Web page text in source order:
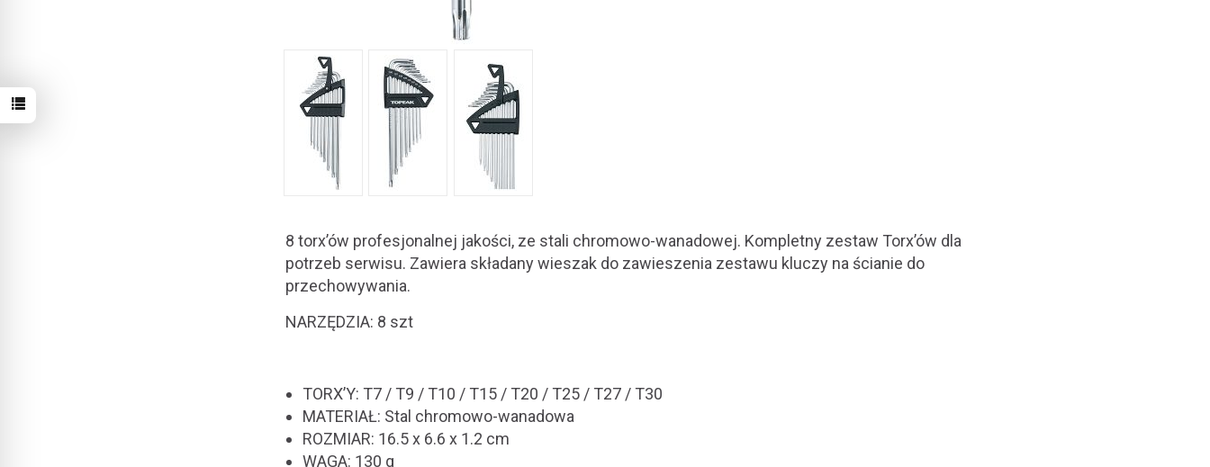
8 torx’ów profesjonalnej jakości, ze stali chromowo-wanadowej. Kompletny zestaw Torx’ów dla
potrzeb serwisu. Zawiera składany wieszak do zawieszenia zestawu kluczy na ścianie do
przechowywania.
NARZĘDZIA: 8 szt
TORX’Y: T7 / T9 / T10 / T15 / T20 / T25 / T27 / T30
MATERIAŁ: Stal chromowo-wanadowa
ROZMIAR: 16.5 x 6.6 x 1.2 cm
WAGA: 130 g